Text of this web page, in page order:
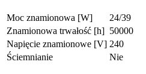
Moc znamionowa [W]
24/39
Znamionowa trwałość [h] 50000
Napięcie znamionowe [V] 240
Ściemnianie
Nie